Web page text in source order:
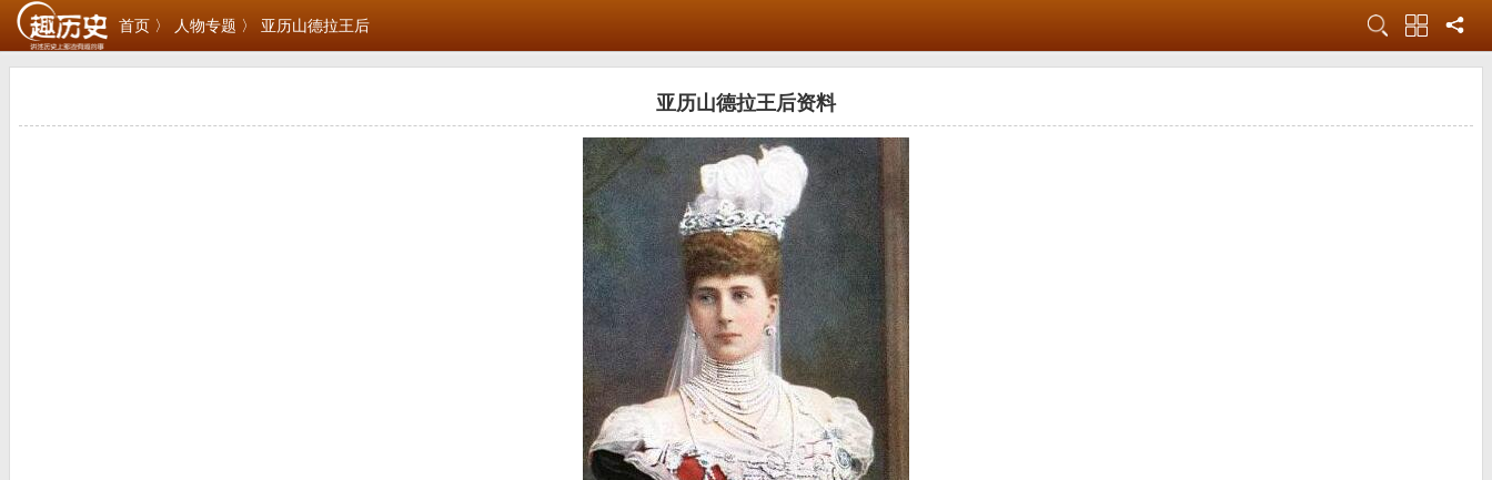
首页 〉 人物专题 〉 亚历山德拉王后
亚历山德拉王后资料